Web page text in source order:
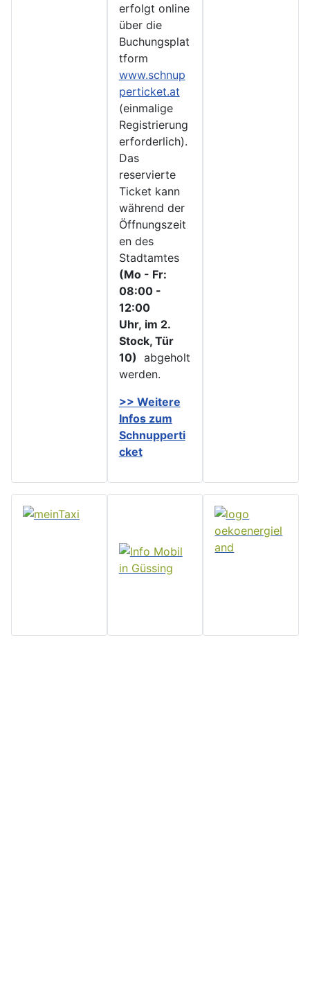
erfolgt online
über die
Buchungsplat
tform
www.schnup
perticket.at
(einmalige
Registrierung
erforderlich).
Das
reservierte
Ticket kann
während der
Öffnungszeit
en des
Stadtamtes
(Mo - Fr:
08:00 -
12:00
Uhr, im 2.
Stock, Tür
10) abgeholt
werden.
>> Weitere
Infos zum
Schnupperti
cket